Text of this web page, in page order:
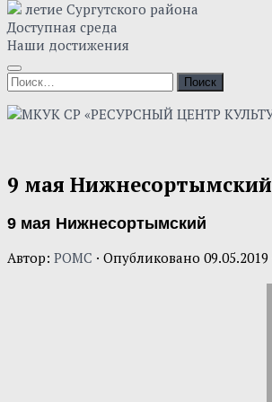
летие Сургутского района
Доступная среда
Наши достижения
Найти:
9 мая Нижнесортымский
9 мая Нижнесортымский
Автор: POMC · Опубликовано 09.05.2019